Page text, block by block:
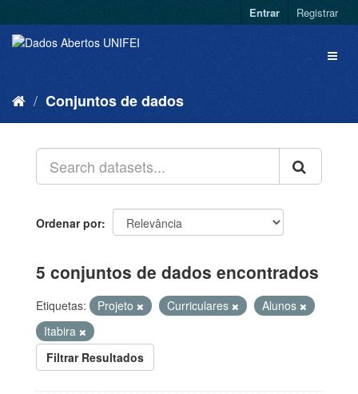
Entrar Registrar
Conjuntos de dados
Ordenar por
5 conjuntos de dados encontrados
Etiquetas: Projeto Curriculares
Alunos
Itabira
Filtrar Resultados